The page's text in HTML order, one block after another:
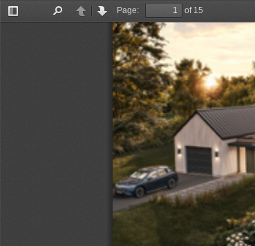
Toggle
PreviousNext
Page:
of 15